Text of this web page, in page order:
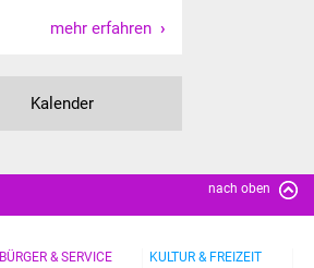
Abfall und Entsorgung
mehr erfahren
Kalender
nach oben
BÜRGER & SERVICE KULTUR & FREIZEIT